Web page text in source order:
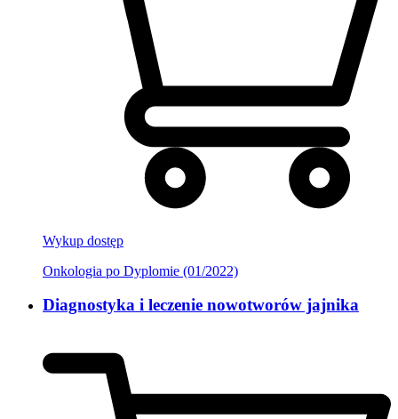
Wykup dostęp
Onkologia po Dyplomie (01/2022)
Diagnostyka i leczenie nowotworów jajnika